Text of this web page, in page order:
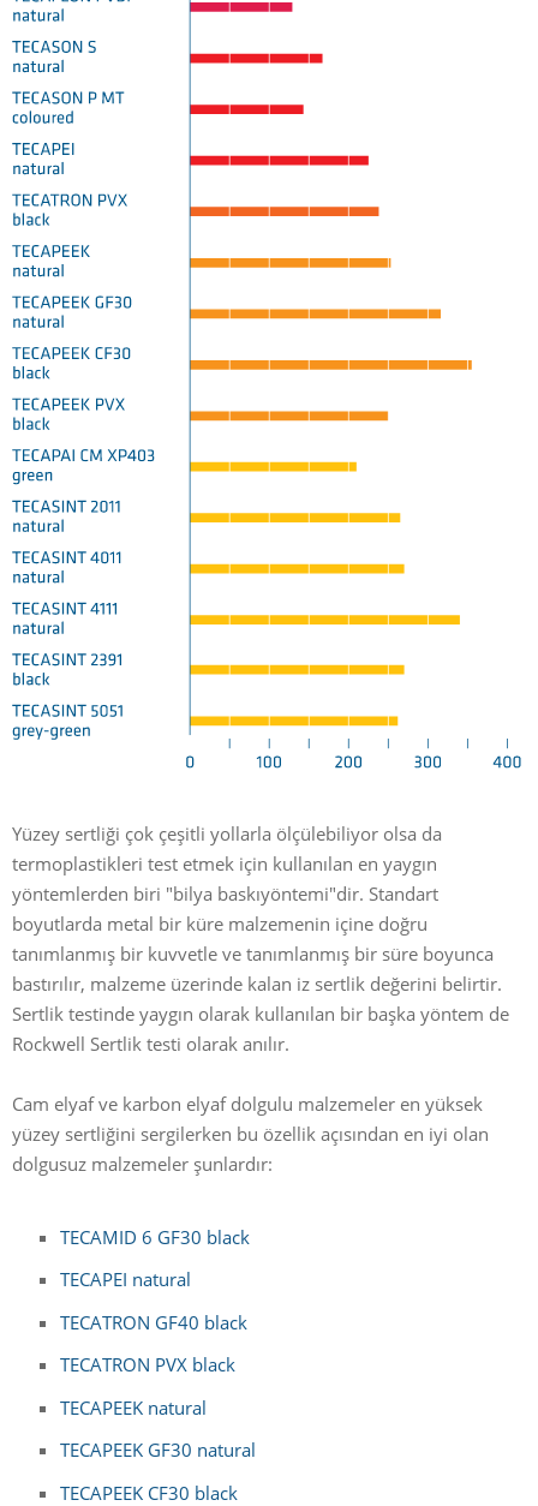
Yüzey sertliği çok çeşitli yollarla ölçülebiliyor olsa da
termoplastikleri test etmek için kullanılan en yaygın
yöntemlerden biri "bilya baskıyöntemi"dir. Standart
boyutlarda metal bir küre malzemenin içine doğru
tanımlanmış bir kuvvetle ve tanımlanmış bir süre boyunca
bastırılır, malzeme üzerinde kalan iz sertlik değerini belirtir.
Sertlik testinde yaygın olarak kullanılan bir başka yöntem de
Rockwell Sertlik testi olarak anılır.
Cam elyaf ve karbon elyaf dolgulu malzemeler en yüksek
yüzey sertliğini sergilerken bu özellik açısından en iyi olan
dolgusuz malzemeler şunlardır:
TECAMID 6 GF30 black
TECAPEI natural
TECATRON GF40 black
TECATRON PVX black
TECAPEEK natural
TECAPEEK GF30 natural
TECAPEEK CF30 black